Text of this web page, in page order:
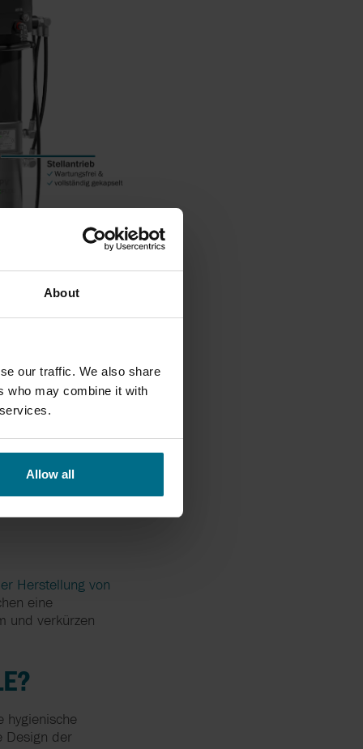
About
our traffic. We also share
who may combine it with
Allow all
Herstellung von
eine
und verkürzen
hygienische
Design der